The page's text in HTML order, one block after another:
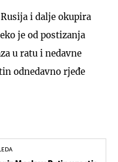
i dalje okupira
je od postizanja
u ratu i nedavne
odnedavno rjeđe